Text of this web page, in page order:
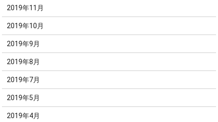
2019年11月
2019年10月
2019年9月
2019年8月
2019年7月
2019年5月
2019年4月